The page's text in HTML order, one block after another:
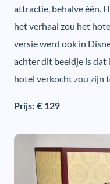
attractie, behalve één.
het verhaal zou het
versie werd ook in
achter dit beeldje is dat
hotel verkocht zou zijn
Prijs: € 129